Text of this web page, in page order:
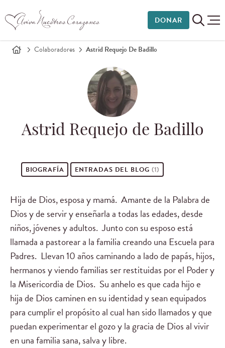
DONAR
Colaboradores Astrid Requejo De Badillo
Astrid Requejo de Badillo
BIOGRAFÍA ENTRADAS DEL BLOG (1)
Hija de Dios, esposa y mamá. Amante de la Palabra de
Dios y de servir y enseñarla a todas las edades, desde
niños, jóvenes y adultos. Junto con su esposo está
llamada a pastorear a la familia creando una Escuela para
Padres. Llevan 10 años caminando a lado de papás, hijos,
hermanos y viendo familias ser restituidas por el Poder y
la Misericordia de Dios. Su anhelo es que cada hijo e
hija de Dios caminen en su identidad y sean equipados
para cumplir el propósito al cual han sido llamados y que
puedan experimentar el gozo y la gracia de Dios al vivir
en una familia sana, salva y libre.